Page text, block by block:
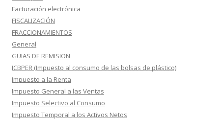
Facturación electrónica
FISCALIZACIÓN
FRACCIONAMIENTOS
General
GUIAS DE REMISION
ICBPER (Impuesto al consumo de las bolsas de plástico)
Impuesto a la Renta
Impuesto General a las Ventas
Impuesto Selectivo al Consumo
Impuesto Temporal a los Activos Netos